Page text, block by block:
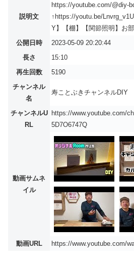
説明文
https://youtube.com/@diy-
↑https://youtu.be/
Y】【棚】【関節照明】お部
公開日時
2023-05-09 20:20:44
長さ
15:10
再生回数
5190
チャンネル
名
寿ことぶきチャンネルDIY
チャンネルU
RL
https://www.youtube.com/
5D7O6747Q
動画サムネ
イル
動画URL https://www.youtube.com/